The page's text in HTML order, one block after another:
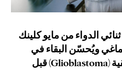
ثنائي الدواء من مايو كلينك
ويُحسّن البقاء في
نماذج ورم الأرومة الدبقية (Glioblastoma) قبل